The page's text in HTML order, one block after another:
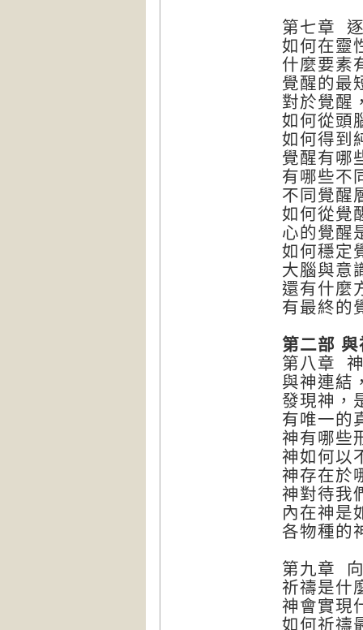
第七章
如何在靈
什麼要素
覺醒的最
對於覺醒
如何從頭
如何得到
覺醒有哪
有哪些不
不同覺醒
如何從覺
心的覺醒
如何穩定
大腦與意
還有什麼
有最終的
第二部
第八章
與神連結
發現神，
有唯一的
神有哪些
神如何以
神存在於
神對待我
內在神是
各物種的
第九章
祈禱是什
神會實現
如何祈禱